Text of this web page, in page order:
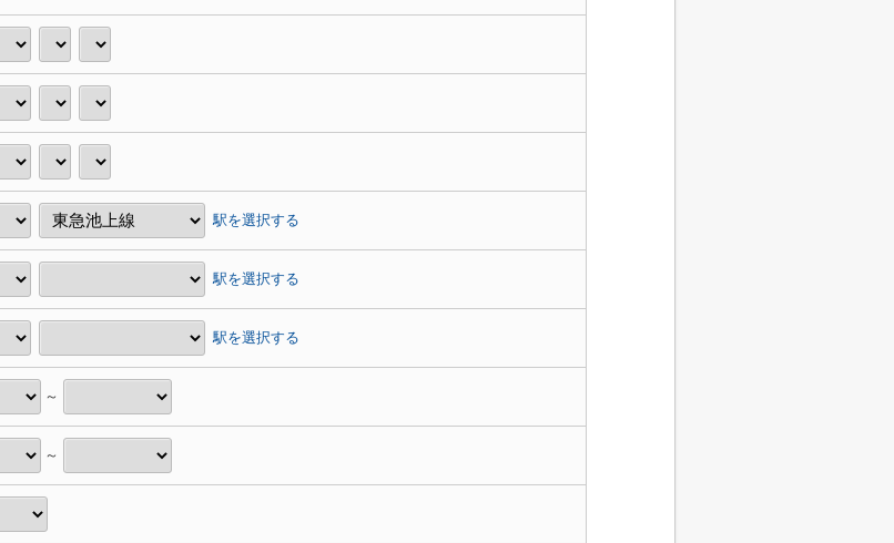
駅を選択する
駅を選択する
駅を選択する
～
～